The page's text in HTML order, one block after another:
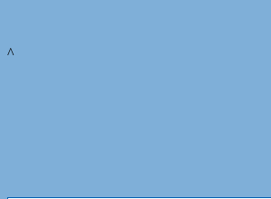
^